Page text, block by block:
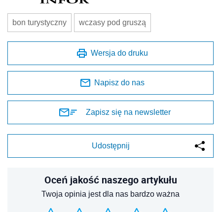
bon turystyczny wczasy pod gruszą
Wersja do druku
Napisz do nas
Zapisz się na newsletter
Udostępnij
Oceń jakość naszego artykułu
Twoja opinia jest dla nas bardzo ważna